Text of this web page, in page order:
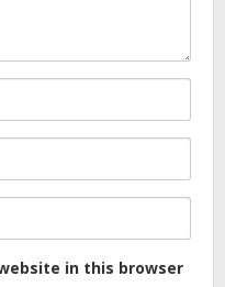
in this browser